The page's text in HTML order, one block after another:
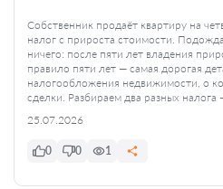
Собственник продаёт квартиру на
налог с прироста стоимости.
ничего: после пяти лет владения
правило пяти лет — самая дорогая
налогообложения недвижимости, о
сделки. Разбираем два разных
25.07.2026
0 0 1